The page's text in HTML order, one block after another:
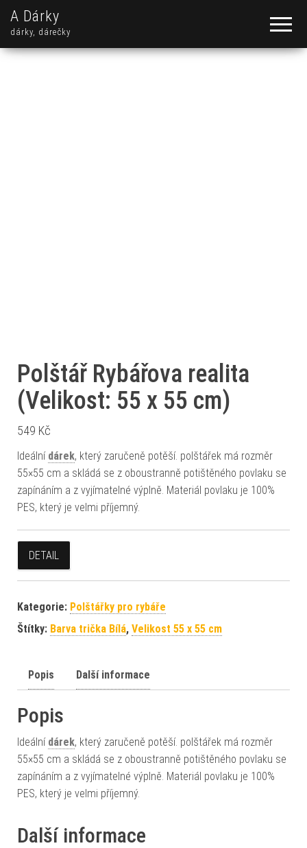
A Dárky
dárky, dárečky
Polštář Rybářova realita
(Velikost: 55 x 55 cm)
549 Kč
Ideální dárek, který zaručeně potěší. polštářek má rozměr
55×55 cm a skládá se z oboustranně potištěného povlaku se
zapínáním a z vyjímatelné výplně. Materiál povlaku je 100%
PES, který je velmi příjemný.
DETAIL
Kategorie: Polštářky pro rybáře
Štítky: Barva trička Bílá, Velikost 55 x 55 cm
Popis Další informace
Popis
Ideální dárek, který zaručeně potěší. polštářek má rozměr
55×55 cm a skládá se z oboustranně potištěného povlaku se
zapínáním a z vyjímatelné výplně. Materiál povlaku je 100%
PES, který je velmi příjemný.
Další informace